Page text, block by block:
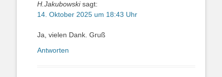
H.Jakubowski sagt:
14. Oktober 2025 um 18:43 Uhr
Ja, vielen Dank. Gruß
Antworten